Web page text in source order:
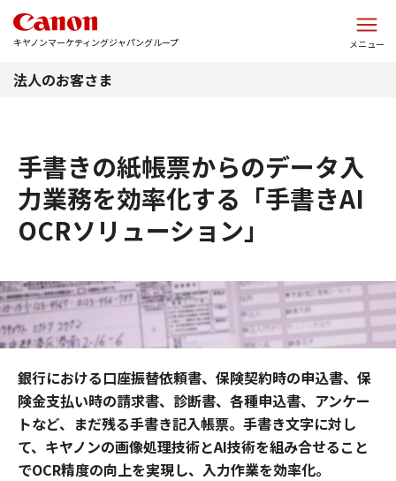
キヤノンマーケティングジャパングループ メニュー
法人のお客さま
手書きの紙帳票からのデータ入
力業務を効率化する「手書きAI
OCRソリューション」
銀行における口座振替依頼書、保険契約時の申込書、保
険金支払い時の請求書、診断書、各種申込書、アンケー
トなど、まだ残る手書き記入帳票。手書き文字に対し
て、キヤノンの画像処理技術とAI技術を組み合せること
でOCR精度の向上を実現し、入力作業を効率化。